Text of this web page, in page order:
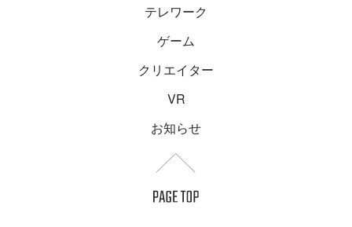
テレワーク
ゲーム
クリエイター
VR
お知らせ